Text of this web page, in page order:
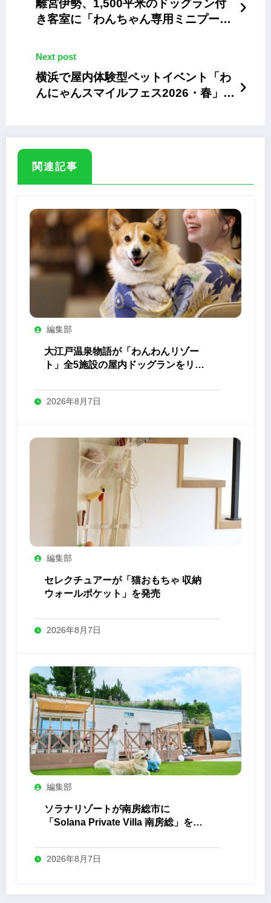
離宮伊勢、1,500平米のドッグラン付
き客室に「わんちゃん専用ミニプー
Next post
横浜で屋内体験型ペットイベント「わ
んにゃんスマイルフェス2026・春」が
関連記事
編集部
大江戸温泉物語が「わんわんリゾー
ト」全5施設の屋内ドッグランをリニ
2026年8月7日
編集部
セレクチュアーが「猫おもちゃ 収納
ウォールポケット」を発売
2026年8月7日
編集部
ソラナリゾートが南房総市に
「Solana Private Villa 南房総」を開
2026年8月7日